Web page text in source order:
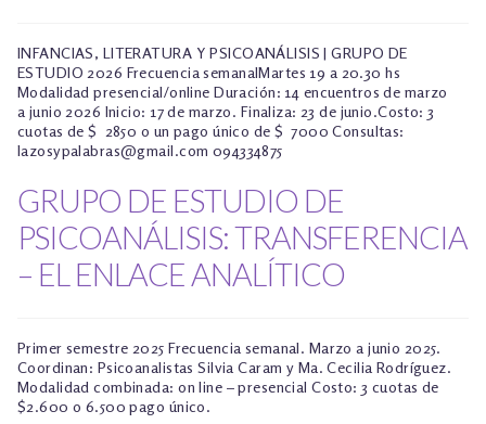
INFANCIAS, LITERATURA Y PSICOANÁLISIS | GRUPO DE
ESTUDIO 2026 Frecuencia semanalMartes 19 a 20.30 hs
Modalidad presencial/online Duración: 14 encuentros de marzo
a junio 2026 Inicio: 17 de marzo. Finaliza: 23 de junio.Costo: 3
cuotas de $ 2850 o un pago único de $ 7000 Consultas:
lazosypalabras@gmail.com 094334875
GRUPO DE ESTUDIO DE
PSICOANÁLISIS: TRANSFERENCIA
– EL ENLACE ANALÍTICO
Primer semestre 2025 Frecuencia semanal. Marzo a junio 2025.
Coordinan: Psicoanalistas Silvia Caram y Ma. Cecilia Rodríguez.
Modalidad combinada: on line – presencial Costo: 3 cuotas de
$2.600 o 6.500 pago único.